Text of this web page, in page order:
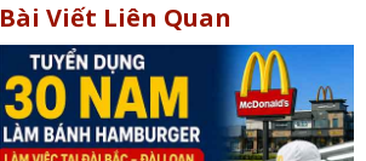
Bài Viết Liên Quan